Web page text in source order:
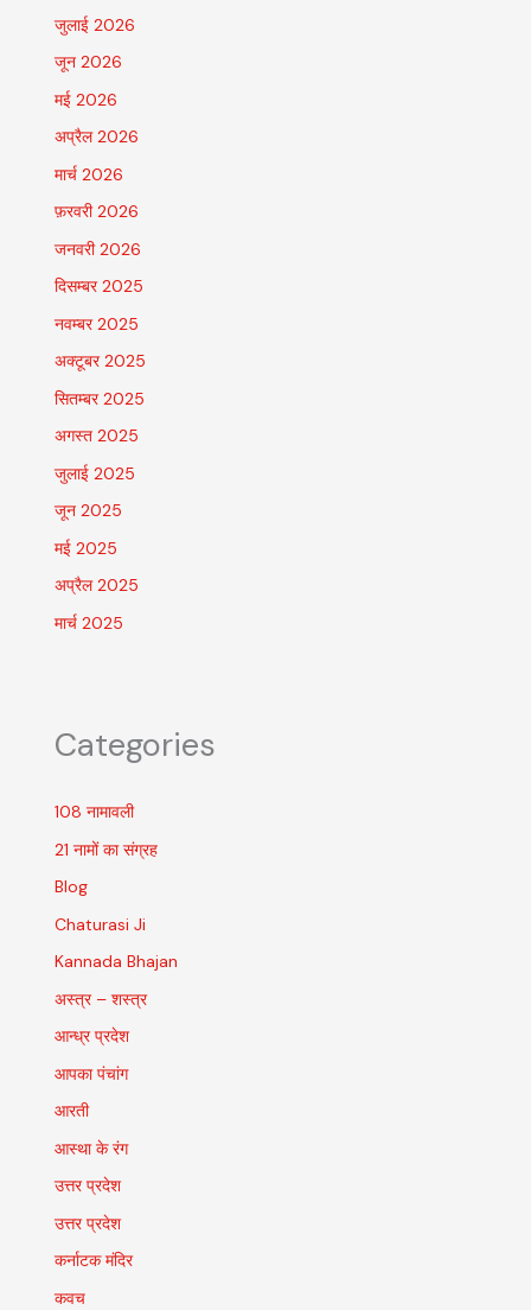
जुलाई 2026
जून 2026
मई 2026
अप्रैल 2026
मार्च 2026
फ़रवरी 2026
जनवरी 2026
दिसम्बर 2025
नवम्बर 2025
अक्टूबर 2025
सितम्बर 2025
अगस्त 2025
जुलाई 2025
जून 2025
मई 2025
अप्रैल 2025
मार्च 2025
Categories
108 नामावली
21 नामों का संग्रह
Blog
Chaturasi Ji
Kannada Bhajan
अस्त्र – शस्त्र
आन्ध्र प्रदेश
आपका पंचांग
आरती
आस्था के रंग
उत्तर प्रदेश
उत्तर प्रदेश
कर्नाटक मंदिर
कवच